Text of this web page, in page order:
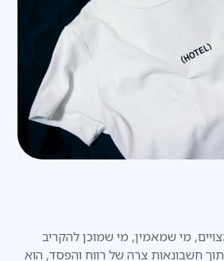
מי שמאמין, מי שמוכן להקריב
חשבונאות צרה של רווח והפסד, הוא